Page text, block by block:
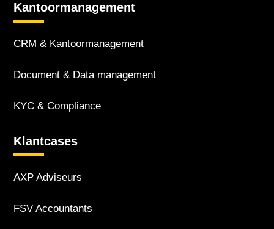
Kantoor­management
CRM & Kantoor­management
Document & Data management
KYC & Compliance
Klantcases
AXP Adviseurs
FSV Accountants